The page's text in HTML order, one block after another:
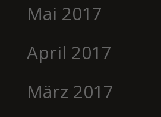
Mai 2017
April 2017
März 2017